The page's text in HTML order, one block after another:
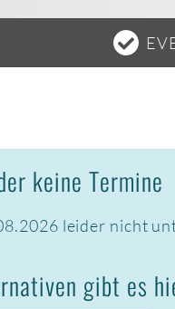
keine Termine
leider nicht
gibt es